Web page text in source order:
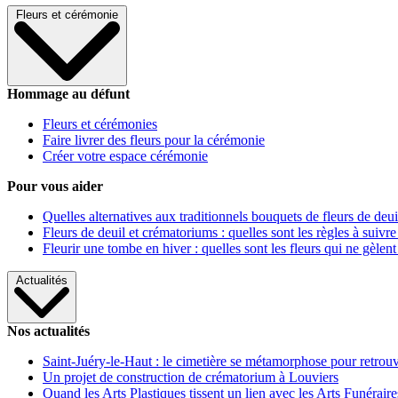
Fleurs et cérémonie
Hommage au défunt
Fleurs et cérémonies
Faire livrer des fleurs pour la cérémonie
Créer votre espace cérémonie
Pour vous aider
Quelles alternatives aux traditionnels bouquets de fleurs de
Fleurs de deuil et crématoriums : quelles sont les règles à
Fleurir une tombe en hiver : quelles sont les fleurs qui ne gèlent
Actualités
Nos actualités
Saint-Juéry-le-Haut : le cimetière se métamorphose pour
Un projet de construction de crématorium à Louviers
Quand les Arts Plastiques tissent un lien avec les Arts